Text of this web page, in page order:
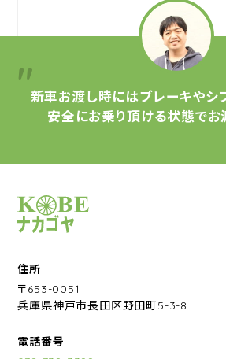
新車お渡し時にはブレーキやシ
安全にお乗り頂ける状態でお
サイクルショップナカゴヤ
住所
〒653-0051
兵庫県神戸市長田区野田町5-3-8
電話番号